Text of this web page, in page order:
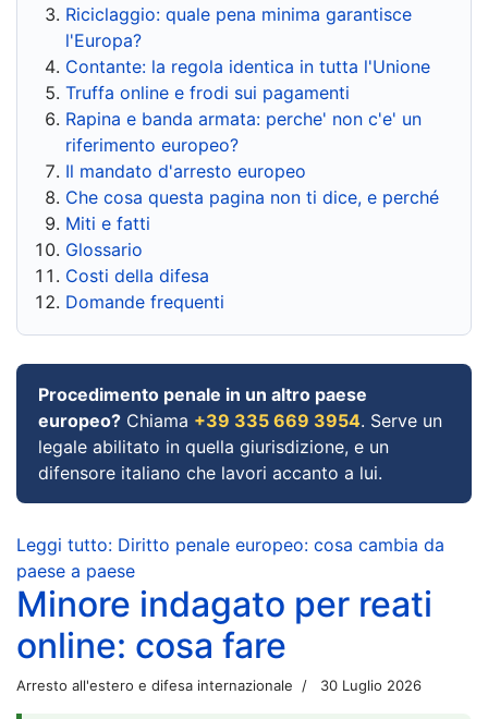
Riciclaggio: quale pena minima garantisce
l'Europa?
Contante: la regola identica in tutta l'Unione
Truffa online e frodi sui pagamenti
Rapina e banda armata: perche' non c'e' un
riferimento europeo?
Il mandato d'arresto europeo
Che cosa questa pagina non ti dice, e perché
Miti e fatti
Glossario
Costi della difesa
Domande frequenti
Procedimento penale in un altro paese
europeo? Chiama +39 335 669 3954. Serve un
legale abilitato in quella giurisdizione, e un
difensore italiano che lavori accanto a lui.
Leggi tutto: Diritto penale europeo: cosa cambia da
paese a paese
Minore indagato per reati
online: cosa fare
Arresto all'estero e difesa internazionale 30 Luglio 2026